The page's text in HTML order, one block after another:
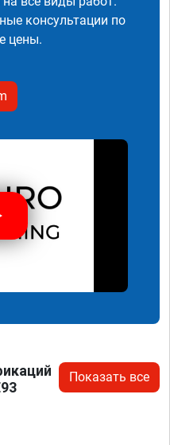
консультации по
цены.
Показать все